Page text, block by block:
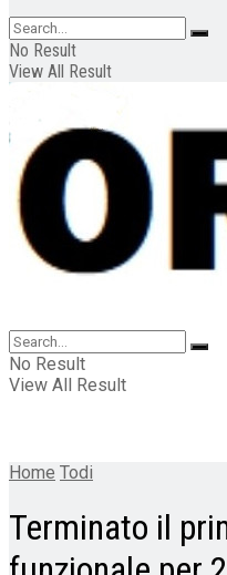
No Result
View All Result
No Result
View All Result
Home Todi
Terminato il